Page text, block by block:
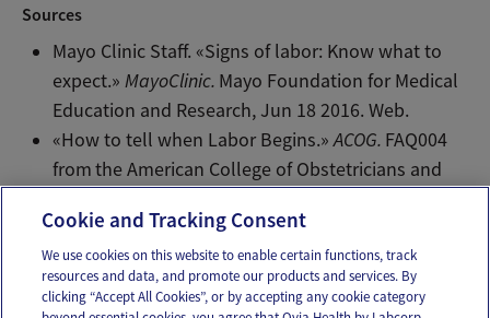
Sources
Mayo Clinic Staff. «Signs of labor: Know what to
expect.»MayoClinic. Mayo Foundation for Medical
Education and Research, Jun 18 2016. Web.
«How to tell when Labor Begins.»ACOG. FAQ004
fromthe American College of Obstetricians and
Email Text
Cookie and Tracking Consent
We use cookies on this website to enable certain functions, track
resources and data, and promote our products and services. By
clicking “Accept All Cookies”, or by accepting any cookie category